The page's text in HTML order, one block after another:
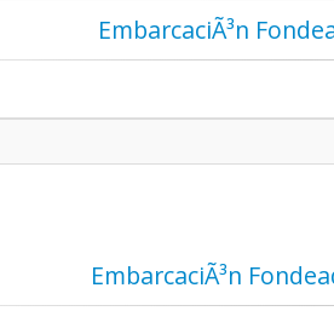
EmbarcaciÃ³n
EmbarcaciÃ³n